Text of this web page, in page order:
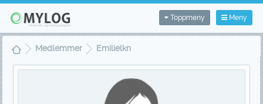
Meny
Toppmeny
Medlemmer Emilielkn